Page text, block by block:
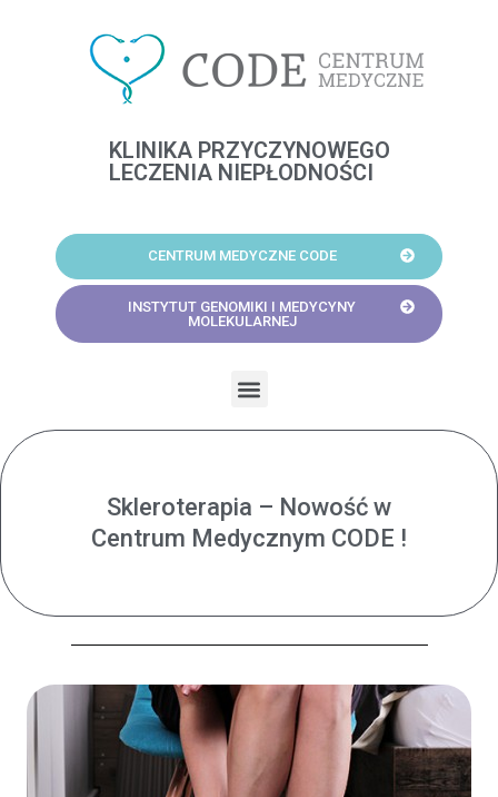
KLINIKA PRZYCZYNOWEGO
LECZENIA NIEPŁODNOŚCI
CENTRUM MEDYCZNE CODE
INSTYTUT GENOMIKI I MEDYCYNY
MOLEKULARNEJ
Skleroterapia – Nowość w
Centrum Medycznym CODE !